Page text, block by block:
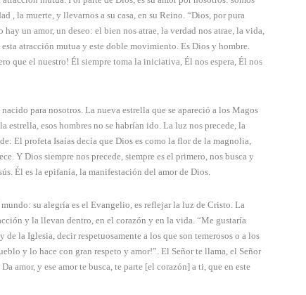
, la muerte, y llevarnos a su casa, en su Reino. “Dios, por pura
un amor, un deseo: el bien nos atrae, la verdad nos atrae, la vida,
atracción mutua y este doble movimiento. Es Dios y hombre.
que el nuestro! Él siempre toma la iniciativa, Él nos espera, Él nos
para nosotros. La nueva estrella que se apareció a los Magos
esos hombres no se habrían ido. La luz nos precede, la
El profeta Isaías decía que Dios es como la flor de la magnolia,
Y Dios siempre nos precede, siempre es el primero, nos busca y
Él es la epifanía, la manifestación del amor de Dios.
su alegría es el Evangelio, es reflejar la luz de Cristo. La
y la llevan dentro, en el corazón y en la vida. “Me gustaría
la Iglesia, decir respetuosamente a los que son temerosos o a los
y lo hace con gran respeto y amor!”. El Señor te llama, el Señor
amor, y ese amor te busca, te parte [el corazón] a ti, que en este